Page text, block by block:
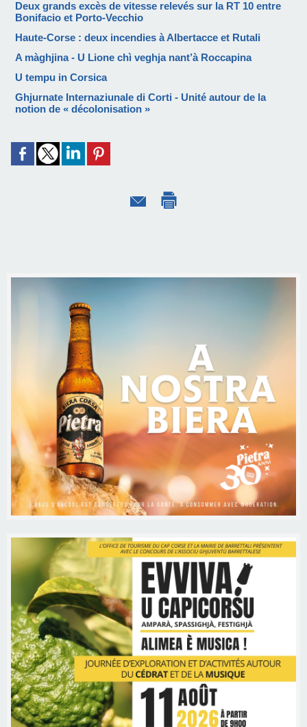
Deux grands excès de vitesse relevés sur la RT 10 entre
Bonifacio et Porto-Vecchio
Haute-Corse : deux incendies à Albertacce et Rutali
A màghjina - U Lione chì veghja nant’à Roccapina
U tempu in Corsica
Ghjurnate Internaziunale di Corti - Unité autour de la
notion de « décolonisation »